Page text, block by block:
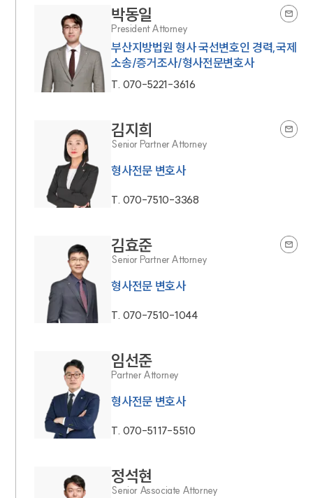
박동일
President Attorney
부산지방법원 형사 국선변호인 경력,국제
소송/증거조사/형사전문변호사
T. 070-5221-3616
김지희
Senior Partner Attorney
형사전문 변호사
T. 070-7510-3368
김효준
Senior Partner Attorney
형사전문 변호사
T. 070-7510-1044
임선준
Partner Attorney
형사전문 변호사
T. 070-5117-5510
정석현
Senior Associate Attorney